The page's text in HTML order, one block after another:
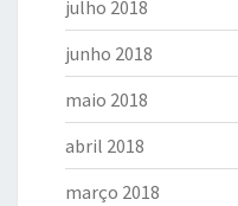
julho 2018
junho 2018
maio 2018
abril 2018
março 2018